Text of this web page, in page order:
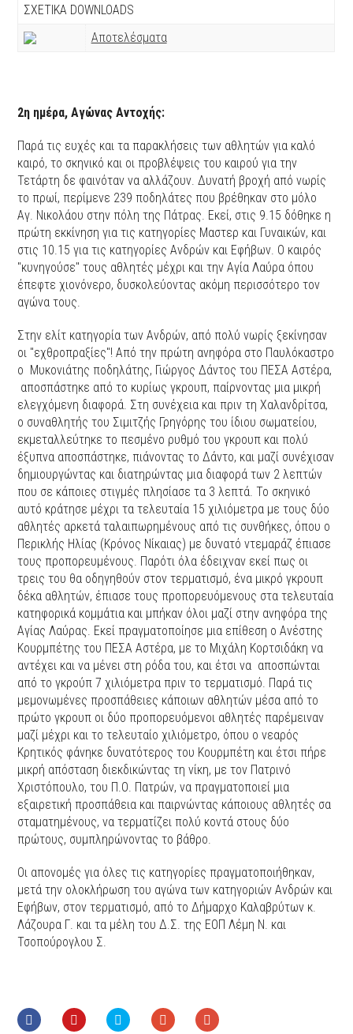
ΣΧΕΤΙΚΑ DOWNLOADS
Αποτελέσματα
2η ημέρα, Αγώνας Αντοχής:
Παρά τις ευχές και τα παρακλήσεις των αθλητών για καλό
καιρό, το σκηνικό και οι προβλέψεις του καιρού για την
Τετάρτη δε φαινόταν να αλλάζουν. Δυνατή βροχή από νωρίς
το πρωί, περίμενε 239 ποδηλάτες που βρέθηκαν στο μόλο
Αγ. Νικολάου στην πόλη της Πάτρας. Εκεί, στις 9.15 δόθηκε η
πρώτη εκκίνηση για τις κατηγορίες Μαστερ και Γυναικών, και
στις 10.15 για τις κατηγορίες Ανδρών και Εφήβων. Ο καιρός
''κυνηγούσε'' τους αθλητές μέχρι και την Αγία Λαύρα όπου
έπεφτε χιονόνερο, δυσκολεύοντας ακόμη περισσότερο τον
αγώνα τους.
Στην ελίτ κατηγορία των Ανδρών, από πολύ νωρίς ξεκίνησαν
οι ''εχθροπραξίες''! Από την πρώτη ανηφόρα στο Παυλόκαστρο
ο Μυκονιάτης ποδηλάτης, Γιώργος Δάντος του ΠΕΣΑ Αστέρα,
αποσπάστηκε από το κυρίως γκρουπ, παίρνοντας μια μικρή
ελεγχόμενη διαφορά. Στη συνέχεια και πριν τη Χαλανδρίτσα,
ο συναθλητής του Σιμιτζής Γρηγόρης του ίδιου σωματείου,
εκμεταλλεύτηκε το πεσμένο ρυθμό του γκρουπ και πολύ
έξυπνα αποσπάστηκε, πιάνοντας το Δάντο, και μαζί συνέχισαν
δημιουργώντας και διατηρώντας μια διαφορά των 2 λεπτών
που σε κάποιες στιγμές πλησίασε τα 3 λεπτά. Το σκηνικό
αυτό κράτησε μέχρι τα τελευταία 15 χιλιόμετρα με τους δύο
αθλητές αρκετά ταλαιπωρημένους από τις συνθήκες, όπου ο
Περικλής Ηλίας (Κρόνος Νίκαιας) με δυνατό ντεμαράζ έπιασε
τους προπορευμένους. Παρότι όλα έδειχναν εκεί πως οι
τρεις του θα οδηγηθούν στον τερματισμό, ένα μικρό γκρουπ
δέκα αθλητών, έπιασε τους προπορευόμενους στα τελευταία
κατηφορικά κομμάτια και μπήκαν όλοι μαζί στην ανηφόρα της
Αγίας Λαύρας. Εκεί πραγματοποίησε μια επίθεση ο Ανέστης
Κουρμπέτης του ΠΕΣΑ Αστέρα, με το Μιχάλη Κορτσιδάκη να
αντέχει και να μένει στη ρόδα του, και έτσι να αποσπώνται
από το γκρούπ 7 χιλιόμετρα πριν το τερματισμό. Παρά τις
μεμονωμένες προσπάθειες κάποιων αθλητών μέσα από το
πρώτο γκρουπ οι δύο προπορευόμενοι αθλητές παρέμειναν
μαζί μέχρι και το τελευταίο χιλιόμετρο, όπου ο νεαρός
Κρητικός φάνηκε δυνατότερος του Κουρμπέτη και έτσι πήρε
μικρή απόσταση διεκδικώντας τη νίκη, με τον Πατρινό
Χριστόπουλο, του Π.Ο. Πατρών, να πραγματοποιεί μια
εξαιρετική προσπάθεια και παιρνώντας κάποιους αθλητές σα
σταματημένους, να τερματίζει πολύ κοντά στους δύο
πρώτους, συμπληρώνοντας το βάθρο.
Οι απονομές για όλες τις κατηγορίες πραγματοποιήθηκαν,
μετά την ολοκλήρωση του αγώνα των κατηγοριών Ανδρών και
Εφήβων, στον τερματισμό, από το Δήμαρχο Καλαβρύτων κ.
Λάζουρα Γ. και τα μέλη του Δ.Σ. της ΕΟΠ Λέμη Ν. και
Τσοπούρογλου Σ.